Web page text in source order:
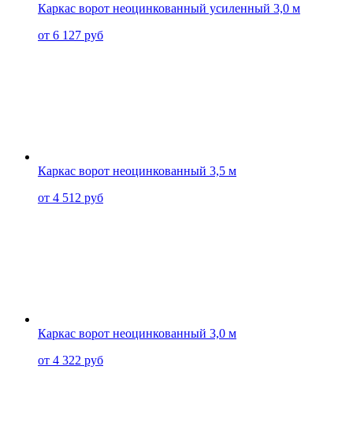
Каркас ворот неоцинкованный усиленный 3,0 м
от 6 127 руб
Каркас ворот неоцинкованный 3,5 м
от 4 512 руб
Каркас ворот неоцинкованный 3,0 м
от 4 322 руб